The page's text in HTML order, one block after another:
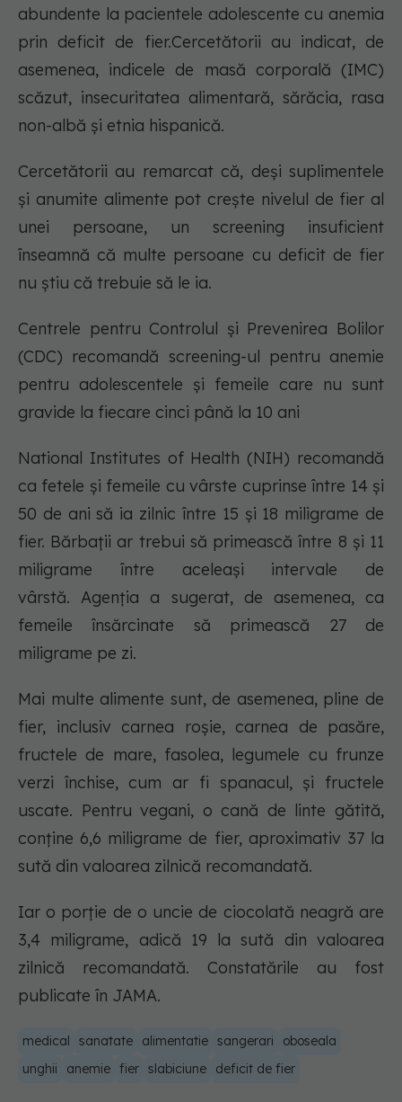
abundente la pacientele adolescente cu anemia
prin deficit de fier.Cercetătorii au indicat, de
asemenea, indicele de masă corporală (IMC)
scăzut, insecuritatea alimentară, sărăcia, rasa
non-albă și etnia hispanică.
Cercetătorii au remarcat că, deși suplimentele
și anumite alimente pot crește nivelul de fier al
unei persoane, un screening insuficient
înseamnă că multe persoane cu deficit de fier
nu știu că trebuie să le ia.
Centrele pentru Controlul și Prevenirea Bolilor
(CDC) recomandă screening-ul pentru anemie
pentru adolescentele și femeile care nu sunt
gravide la fiecare cinci până la 10 ani
National Institutes of Health (NIH) recomandă
ca fetele și femeile cu vârste cuprinse între 14 și
50 de ani să ia zilnic între 15 și 18 miligrame de
fier. Bărbații ar trebui să primească între 8 și 11
miligrame între aceleași intervale de
vârstă. Agenția a sugerat, de asemenea, ca
femeile însărcinate să primească 27 de
miligrame pe zi.
Mai multe alimente sunt, de asemenea, pline de
fier, inclusiv carnea roșie, carnea de pasăre,
fructele de mare, fasolea, legumele cu frunze
verzi închise, cum ar fi spanacul, și fructele
uscate. Pentru vegani, o cană de linte gătită,
conține 6,6 miligrame de fier, aproximativ 37 la
sută din valoarea zilnică recomandată.
Iar o porție de o uncie de ciocolată neagră are
3,4 miligrame, adică 19 la sută din valoarea
zilnică recomandată. Constatările au fost
publicate în JAMA.
medical sanatate alimentatie sangerari
oboseala
unghii
anemie fier slabiciune deficit de fier